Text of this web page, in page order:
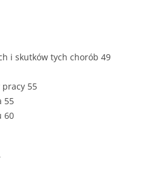
i skutków tych chorób 49
pracy 55
55
60